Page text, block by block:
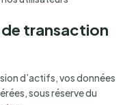
transaction
d’actifs, vos données
sous réserve du